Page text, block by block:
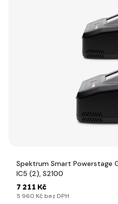
Spektrum Smart Powerstage
IC5 (2), S2100
7 211 Kč
5 960 Kč bez DPH